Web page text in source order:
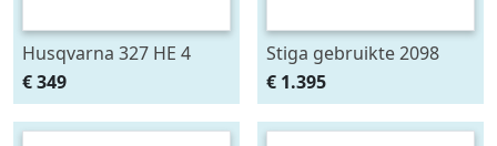
Husqvarna 327 HE 4
steelheggenschaar
lange heggenschaar op
steel
€ 349
Stiga gebruikte 2098
zitmaaier mulch 98cm
€ 1.395